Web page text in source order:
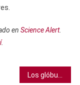
en Science Alert.
.